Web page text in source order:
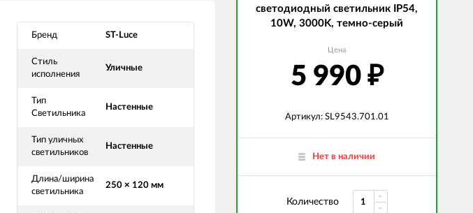
Бренд ST-Luce
Стиль
исполнения
Уличные
Тип
Светильника
Настенные
Тип уличных
светильников
Настенные
Длина/ширина
светильника
250 × 120 мм
светодиодный светильник IP54,
10W, 3000K, темно-серый
Цена
5 990 ₽
Артикул: SL9543.701.01
Нет в наличии
Количество